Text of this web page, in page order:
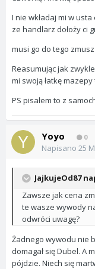
I nie wkładaj mi w
ze handlarz dołoży ci
musi go do tego
Reasumując jak
mi swoją łatkę
PS pisałem to z
Yoyo 0
Napisano 25
JajkujeOd87
Zawsze jak cena
te wasze wywody
odwróci uwagę?
Żadnego wywodu nie
domagał się Dubel. A
pójdzie. Niech się